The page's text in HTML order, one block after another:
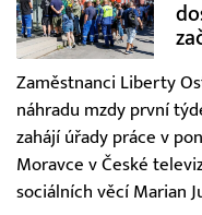
Zaměstnanci Liberty
náhradu mzdy první
zahájí úřady práce v
Moravce v České
sociálních věcí Marian